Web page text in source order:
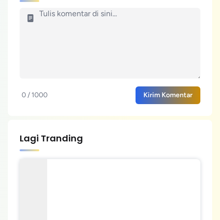
0 / 1000 Kirim Komentar
Lagi Tranding